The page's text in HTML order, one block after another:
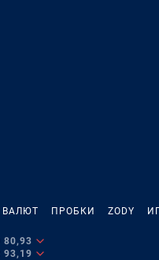
ВАЛЮТ ПРОБКИ ZODY
80,93
93,19